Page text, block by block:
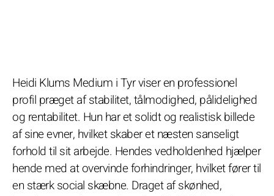
Heidi Klums Medium i Tyr viser en professionel
profil præget af stabilitet, tålmodighed, pålidelighed
og rentabilitet. Hun har et solidt og realistisk billede
af sine evner, hvilket skaber et næsten sanseligt
forhold til sit arbejde. Hendes vedholdenhed hjælper
hende med at overvinde forhindringer, hvilket fører til
en stærk social skæbne. Draget af skønhed,